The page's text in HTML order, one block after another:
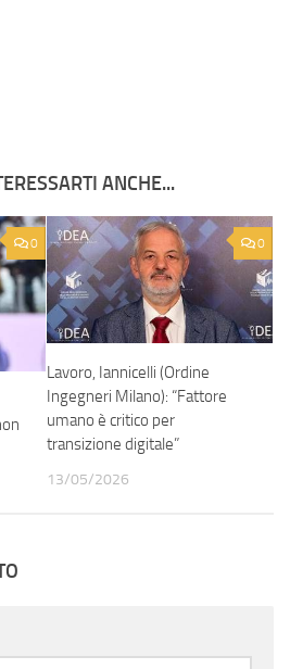
ANCHE...
0 0
Lavoro, Iannicelli (Ordine
Ingegneri Milano): “Fattore
umano è critico per
transizione digitale”
13/05/2026